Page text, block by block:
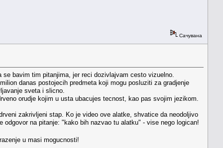
Сачувана
bavim tim pitanjima, jer reci dozivlajvam cesto vizuelno.
danas postojecih predmeta koji mogu posluziti za gradjenje
sveta i slicno.
orudje kojim u usta ubacujes tecnost, kao pas svojim jezikom.
zakrivljeni stap. Ko je video ove alatke, shvatice da neodoljivo
na pitanje: "kako bih nazvao tu alatku" - vise nego logican!
u masi mogucnosti!